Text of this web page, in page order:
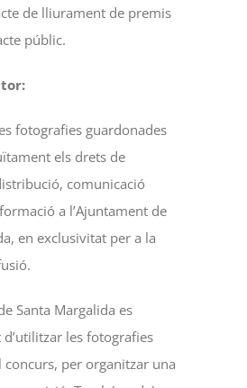
de lliurament de premis
públic.
fotografies guardonades
els drets de
comunicació
a l’Ajuntament de
en exclusivitat per a la
Santa Margalida es
les fotografies
concurs, per organitzar una